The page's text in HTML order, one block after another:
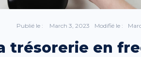
Publié le : March 3, 2023 Modifié le :
trésorerie en